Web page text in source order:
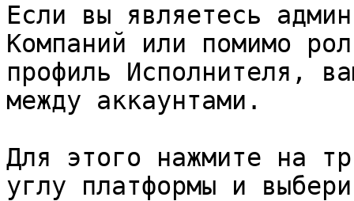
Если вы являетесь
Компаний или помимо
профиль Исполнителя,
между аккаунтами.
Для этого нажмите на
углу платформы и